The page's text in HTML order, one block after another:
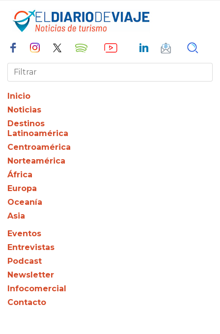
Inicio
Noticias
Destinos
Latinoamérica
Centroamérica
Norteamérica
África
Europa
Oceanía
Asia
Eventos
Entrevistas
Podcast
Newsletter
Infocomercial
Contacto